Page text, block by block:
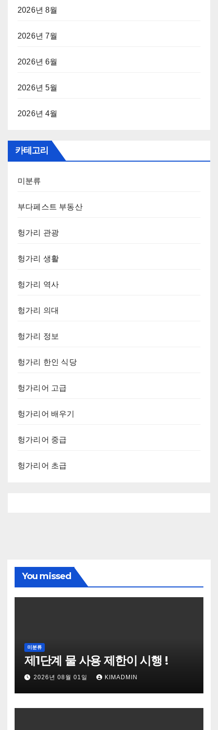
2026년 8월
2026년 7월
2026년 6월
2026년 5월
2026년 4월
카테고리
미분류
부다페스트 부동산
헝가리 관광
헝가리 생활
헝가리 역사
헝가리 의대
헝가리 정보
헝가리 한인 식당
헝가리어 고급
헝가리어 배우기
헝가리어 중급
헝가리어 초급
You missed
미분류
제1단계 물 사용 제한이 시행 !
2026년 08월 01일 KIMADMIN